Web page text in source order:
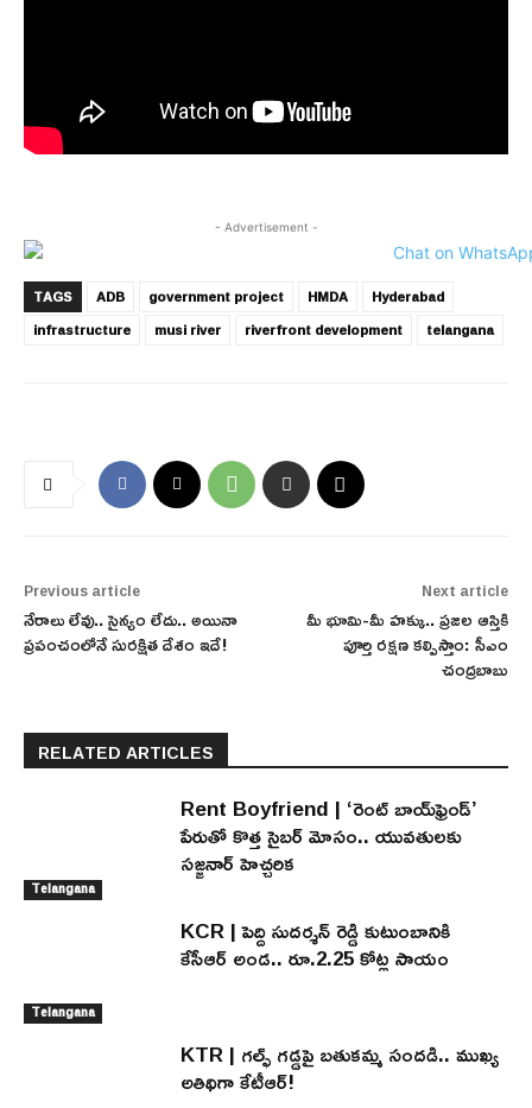
- Advertisement -
TAGS ADB government project HMDA
Hyderabad
infrastructure
musi river riverfront development telangana
Previous article
నేరాలు లేవు.. సైన్యం లేదు.. అయినా
ప్రపంచంలోనే సురక్షిత దేశం ఇదే!
Next article
మీ భూమి-మీ హక్కు.. ప్రజల ఆస్తికి
పూర్తి రక్షణ కల్పిస్తాం: సీఎం
చంద్రబాబు
RELATED ARTICLES
Telangana
Rent Boyfriend | ‘రెంట్ బాయ్‌ఫ్రెండ్’
పేరుతో కొత్త సైబర్ మోసం.. యువతులకు
సజ్జనార్ హెచ్చరిక
Telangana
KCR | పెద్ది సుదర్శన్ రెడ్డి కుటుంబానికి
కేసీఆర్ అండ.. రూ.2.25 కోట్ల సాయం
KTR | గల్ఫ్ గడ్డపై బతుకమ్మ సందడి.. ముఖ్య
అతిథిగా కేటీఆర్!